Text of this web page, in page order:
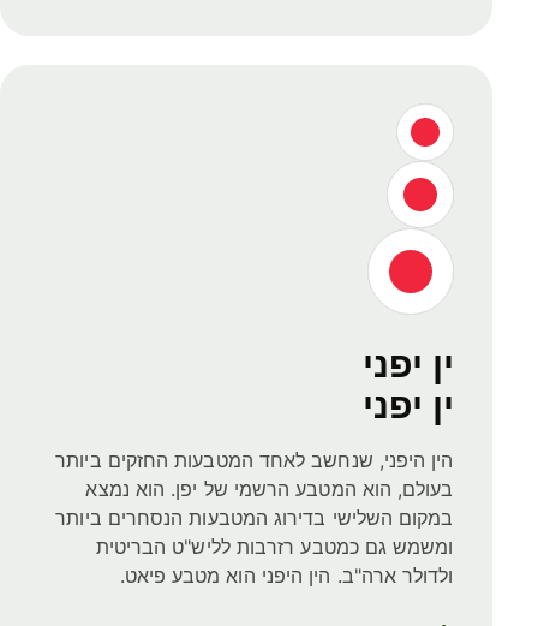
ין יפני
ין יפני
הין היפני, שנחשב לאחד המטבעות החזקים ביותר
בעולם, הוא המטבע הרשמי של יפן. הוא נמצא
במקום השלישי בדירוג המטבעות הנסחרים ביותר
ומשמש גם כמטבע רזרבות לליש"ט הבריטית
ולדולר ארה"ב. הין היפני הוא מטבע פיאט.